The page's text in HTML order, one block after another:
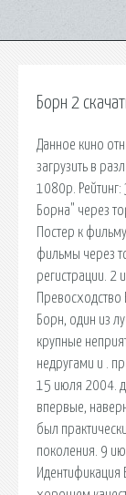
Борн 2
Данное кино
загрузить в
1080p.
Борна" через
Постер к
фильмы через
регистрации. 2
Борн, один из
крупные
недругами и .
15 июля 2004.
впервые,
был
поколения. 9
Идентификация